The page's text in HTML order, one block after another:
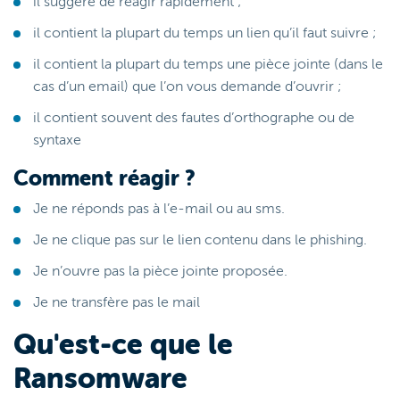
il contient la plupart du temps un lien qu’il faut suivre ;
il contient la plupart du temps une pièce jointe (dans le
cas d’un email) que l’on vous demande d’ouvrir ;
il contient souvent des fautes d’orthographe ou de
syntaxe
Comment réagir ?
Je ne réponds pas à l’e-mail ou au sms.
Je ne clique pas sur le lien contenu dans le phishing.
Je n’ouvre pas la pièce jointe proposée.
Je ne transfère pas le mail
Qu'est-ce que le
Ransomware